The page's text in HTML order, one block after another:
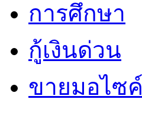
การศึกษา
กู้เงินด่วน
ขายมอไซค์